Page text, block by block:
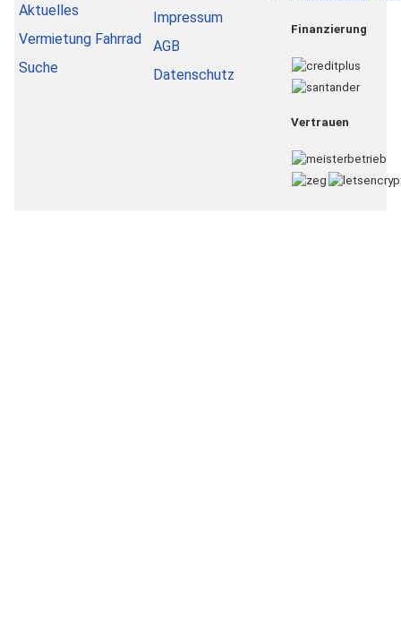
Aktuelles
Vermietung Fahrrad
Suche
Impressum
AGB
Datenschutz
Finanzierung
Vertrauen